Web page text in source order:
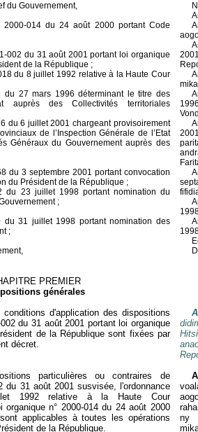
du Gouvernement,
014 du 24 août 2000 portant Code
002 du 31 août 2001 portant loi organique
de la République ;
du 8 juillet 1992 relative à la Haute Cour
du 27 mars 1996 déterminant le titre des
auprès des Collectivités territoriales
du 6 juillet 2001 chargeant provisoirement
de l’Inspection Générale de l’Etat
Généraux du Gouvernement auprès des
du 3 septembre 2001 portant convocation
du Président de la République ;
du 23 juillet 1998 portant nomination du
;
du 31 juillet 1998 portant nomination des
;
PREMIER
générales
conditions d'application des dispositions
du 31 août 2001 portant loi organique
de la République sont fixées par
décret.
particulières ou contraires de
du 31 août 2001 susvisée, l'ordonnance
1992 relative à la Haute Cour
n° 2000-014 du 24 août 2000
applicables à toutes les opérations
de la République.
ny